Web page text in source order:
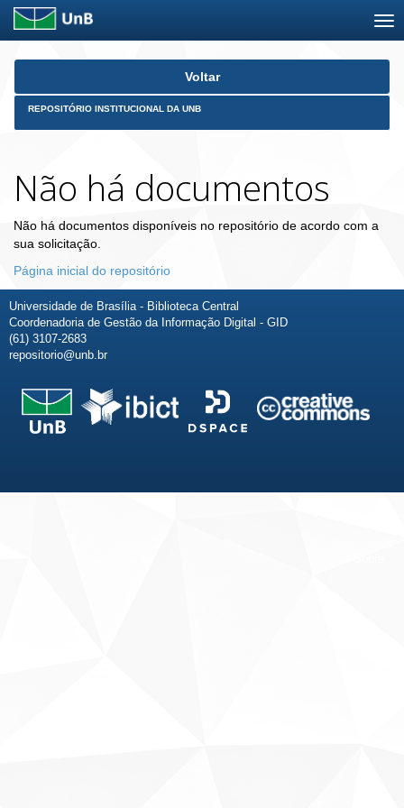
Skip
Voltar
REPOSITÓRIO INSTITUCIONAL DA UNB
Não há documentos
Não há documentos disponíveis no repositório de acordo com a
sua solicitação.
Página inicial do repositório
Universidade de Brasília - Biblioteca Central
Coordenadoria de Gestão da Informação Digital - GID
(61) 3107-2683
repositorio@unb.br